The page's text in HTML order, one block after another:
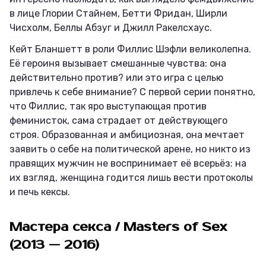
в лице Глории Стайнем, Бетти Фридан, Ширли
Чисхолм, Беллы Абзуг и Джилл Ракелсхаус.
Кейт Бланшетт в роли Филлис Шэфли великолепна.
Её героиня вызывает смешанные чувства: она
действительно против? или это игра с целью
привлечь к себе внимание? С первой серии понятно,
что Филлис, так яро выступающая против
феминисток, сама страдает от действующего
строя. Образованная и амбициозная, она мечтает
заявить о себе на политической арене, но никто из
правящих мужчин не воспринимает её всерьёз: на
их взгляд, женщина годится лишь вести протоколы
и печь кексы.
Мастера секса / Masters of Sex
(2013 — 2016)